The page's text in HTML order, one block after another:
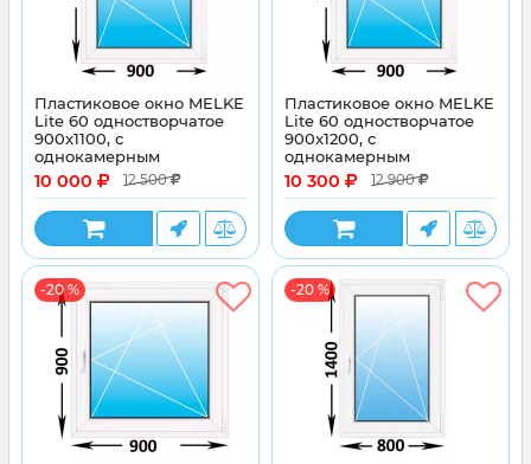
Пластиковое окно MELKE
Lite 60 одностворчатое
900x1100, с
однокамерным
энергосберегающим
стеклопакетом
10 000 12 500
Пластиковое окно MELKE
Lite 60 одностворчатое
900x1200, с
однокамерным
энергосберегающим
стеклопакетом
10 300 12 900
-20 % -20 %